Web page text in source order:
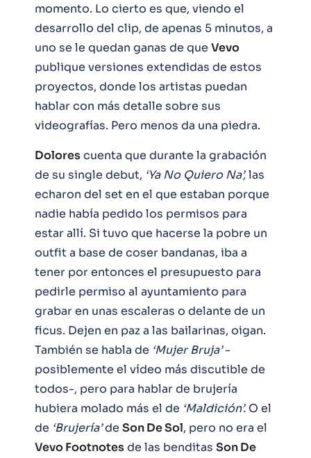
momento. Lo cierto es que, viendo el
desarrollo del clip, de apenas 5 minutos, a
uno se le quedan ganas de que Vevo
publique versiones extendidas de estos
proyectos, donde los artistas puedan
hablar con más detalle sobre sus
videografías. Pero menos da una piedra.
Dolorescuenta que durante la grabación
de su single debut, ‘Ya No Quiero Na’,las
echaron del set en el que estaban porque
nadie había pedido los permisos para
estar allí. Si tuvo que hacerse la pobre un
outfit a base de coser bandanas, iba a
tener por entonces el presupuesto para
pedirle permiso al ayuntamiento para
grabar en unas escaleras o delante de un
ficus. Dejen en paz a las bailarinas, oigan.
También se habla de ‘Mujer Bruja’-
posiblemente el vídeo más discutible de
todos-, pero para hablar de brujería
hubiera molado más el de ‘Maldición’. O el
de ‘Brujería’de Son De Sol, pero no era el
Vevo Footnotesde las benditas Son De